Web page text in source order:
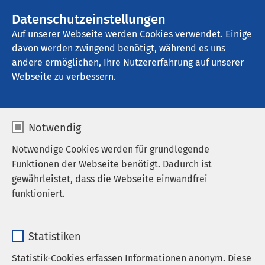
Datenschutzeinstellungen
Auf unserer Webseite werden Cookies verwendet. Einige
davon werden zwingend benötigt, während es uns
andere ermöglichen, Ihre Nutzererfahrung auf unserer
Webseite zu verbessern.
Notwendig
Notwendige Cookies werden für grundlegende
Funktionen der Webseite benötigt. Dadurch ist
gewährleistet, dass die Webseite einwandfrei
funktioniert.
Anbieter sgalinski
Statistiken
Statistik-Cookies erfassen Informationen anonym. Diese
AMEOS Klinikum Bremen
Praktikum/Hospitation